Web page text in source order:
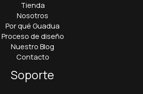
Tienda
Nosotros
Por qué Guadua
Proceso de diseño
Nuestro Blog
Contacto
Soporte